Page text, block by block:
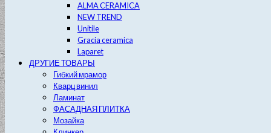
ALMA CERAMICA
NEW TREND
Unitile
Gracia ceramica
Laparet
ДРУГИЕ ТОВАРЫ
Гибкий мрамор
Кварц винил
Ламинат
ФАСАДНАЯ ПЛИТКА
Мозайка